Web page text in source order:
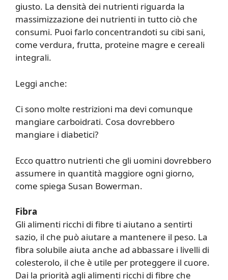
giusto. La densità dei nutrienti riguarda la
massimizzazione dei nutrienti in tutto ciò che
consumi. Puoi farlo concentrandoti su cibi sani,
come verdura, frutta, proteine ​​magre e cereali
integrali.
Leggi anche:
Ci sono molte restrizioni ma devi comunque
mangiare carboidrati. Cosa dovrebbero
mangiare i diabetici?
Ecco quattro nutrienti che gli uomini dovrebbero
assumere in quantità maggiore ogni giorno,
come spiega Susan Bowerman.
Fibra
Gli alimenti ricchi di fibre ti aiutano a sentirti
sazio, il che può aiutare a mantenere il peso. La
fibra solubile aiuta anche ad abbassare i livelli di
colesterolo, il che è utile per proteggere il cuore.
Dai la priorità agli alimenti ricchi di fibre che